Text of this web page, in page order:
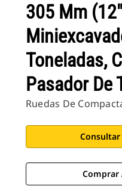
305 Mm
Toneladas,
Pasador De
Ruedas De
Consultar
Comprar